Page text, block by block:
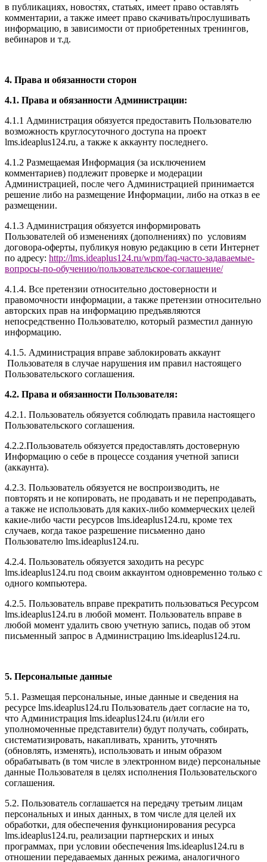
в публикациях, новостях, статьях, имеет право оставлять
комментарии, а также имеет право скачивать/прослушивать
информацию, в зависимости от приобретенных тренингов,
вебинаров и т.д.
4. Права и обязанности сторон
4.1. Права и обязанности Администрации:
4.1.1 Администрация обязуется предоставить Пользователю
возможность круглосуточного доступа на проект
lms.ideaplus124.ru, а также к аккаунту последнего.
4.1.2 Размещаемая Информация (за исключением
комментариев) подлежит проверке и модерации
Администрацией, после чего Администрацией принимается
решение либо на размещение Информации, либо на отказ в ее
размещении.
4.1.3 Администрация обязуется информировать
Пользователей об изменениях (дополнениях) по условиям
договора-оферты, публикуя новую редакцию в сети Интернет
по адресу: http://lms.ideaplus124.ru/wpm/faq-часто-задаваемые-
вопросы-по-обучению/пользовательское-соглашение/
4.1.4. Все претензии относительно достоверности и
правомочности информации, а также претензии относительно
авторских прав на информацию предъявляются
непосредственно Пользователю, который разместил данную
информацию.
4.1.5. Администрация вправе заблокировать аккаунт
Пользователя в случае нарушения им правил настоящего
Пользовательского соглашения.
4.2. Права и обязанности Пользователя:
4.2.1. Пользователь обязуется соблюдать правила настоящего
Пользовательского соглашения.
4.2.2.Пользователь обязуется предоставлять достоверную
Информацию о себе в процессе создания учетной записи
(аккаунта).
4.2.3. Пользователь обязуется не воспроизводить, не
повторять и не копировать, не продавать и не перепродавать,
а также не использовать для каких-либо коммерческих целей
какие-либо части ресурсов lms.ideaplus124.ru, кроме тех
случаев, когда такое разрешение письменно дано
Пользователю lms.ideaplus124.ru.
4.2.4. Пользователь обязуется заходить на ресурс
lms.ideaplus124.ru под своим аккаунтом одновременно только с
одного компьютера.
4.2.5. Пользователь вправе прекратить пользоваться Ресурсом
lms.ideaplus124.ru в любой момент. Пользователь вправе в
любой момент удалить свою учетную запись, подав об этом
письменный запрос в Администрацию lms.ideaplus124.ru.
5. Персональные данные
5.1. Размещая персональные, иные данные и сведения на
ресурсе lms.ideaplus124.ru Пользователь дает согласие на то,
что Администрация lms.ideaplus124.ru (и/или его
уполномоченные представители) будут получать, собирать,
систематизировать, накапливать, хранить, уточнять
(обновлять, изменять), использовать и иным образом
обрабатывать (в том числе в электронном виде) персональные
данные Пользователя в целях исполнения Пользовательского
соглашения.
5.2. Пользователь соглашается на передачу третьим лицам
персональных и иных данных, в том числе для целей их
обработки, для обеспечения функционирования ресурса
lms.ideaplus124.ru, реализации партнерских и иных
программах, при условии обеспечения lms.ideaplus124.ru в
отношении передаваемых данных режима, аналогичного